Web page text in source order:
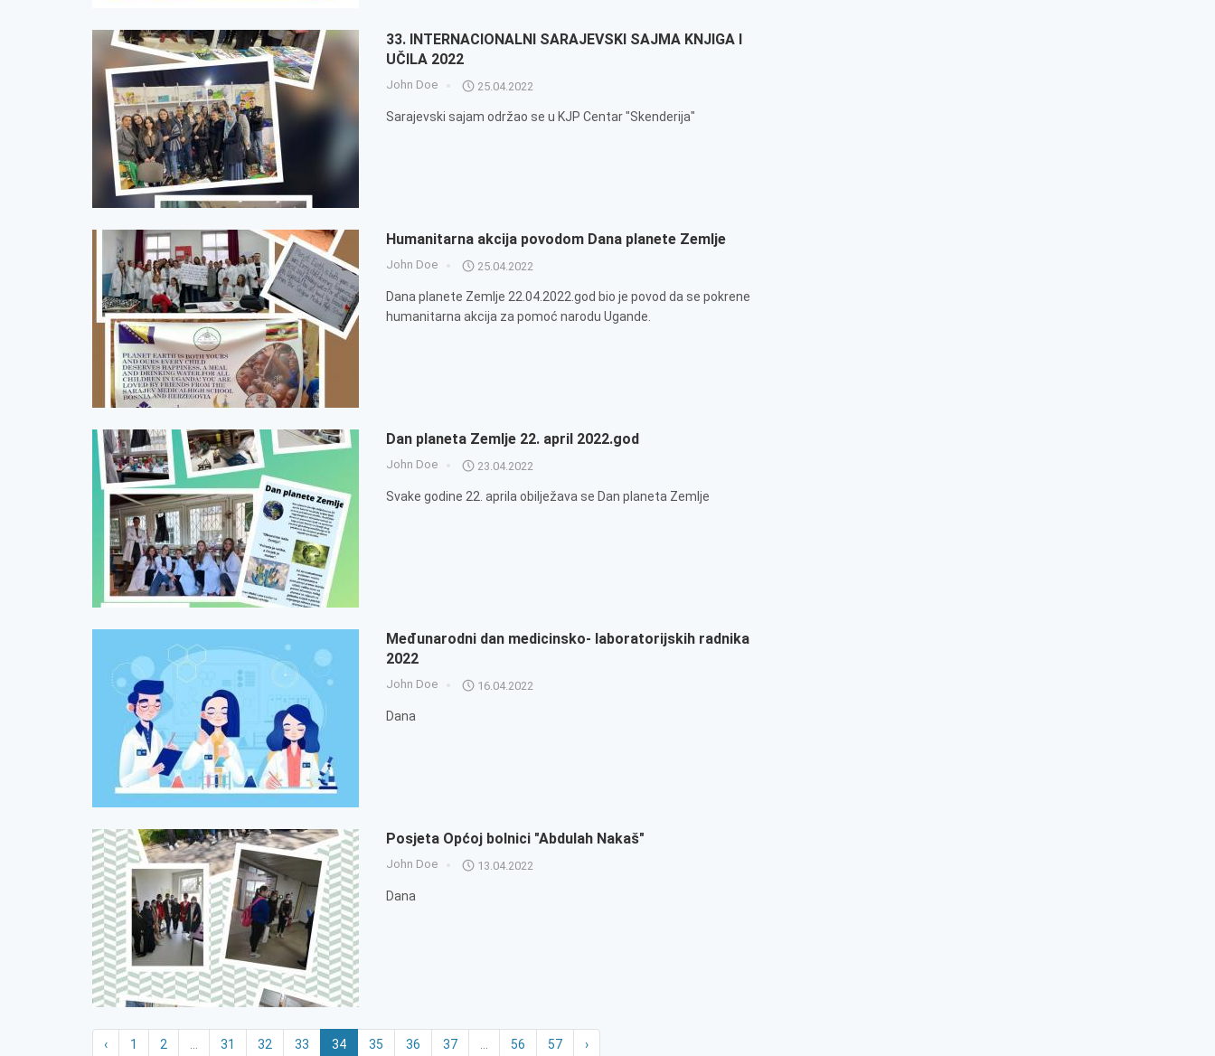
33. INTERNACIONALNI SARAJEVSKI SAJMA KNJIGA I
UČILA 2022
John Doe 25.04.2022
Sarajevski sajam održao se u KJP Centar "Skenderija"
Humanitarna akcija povodom Dana planete Zemlje
John Doe 25.04.2022
Dana planete Zemlje 22.04.2022.god bio je povod da se pokrene
humanitarna akcija za pomoć narodu Ugande.
Dan planeta Zemlje 22. april 2022.god
John Doe 23.04.2022
Svake godine 22. aprila obilježava se Dan planeta Zemlje
Međunarodni dan medicinsko- laboratorijskih radnika
2022
John Doe 16.04.2022
Dana
Posjeta Općoj bolnici "Abdulah Nakaš"
John Doe 13.04.2022
Dana
‹ 1 2 31 32 33 34 35 36 37 56 57 ›